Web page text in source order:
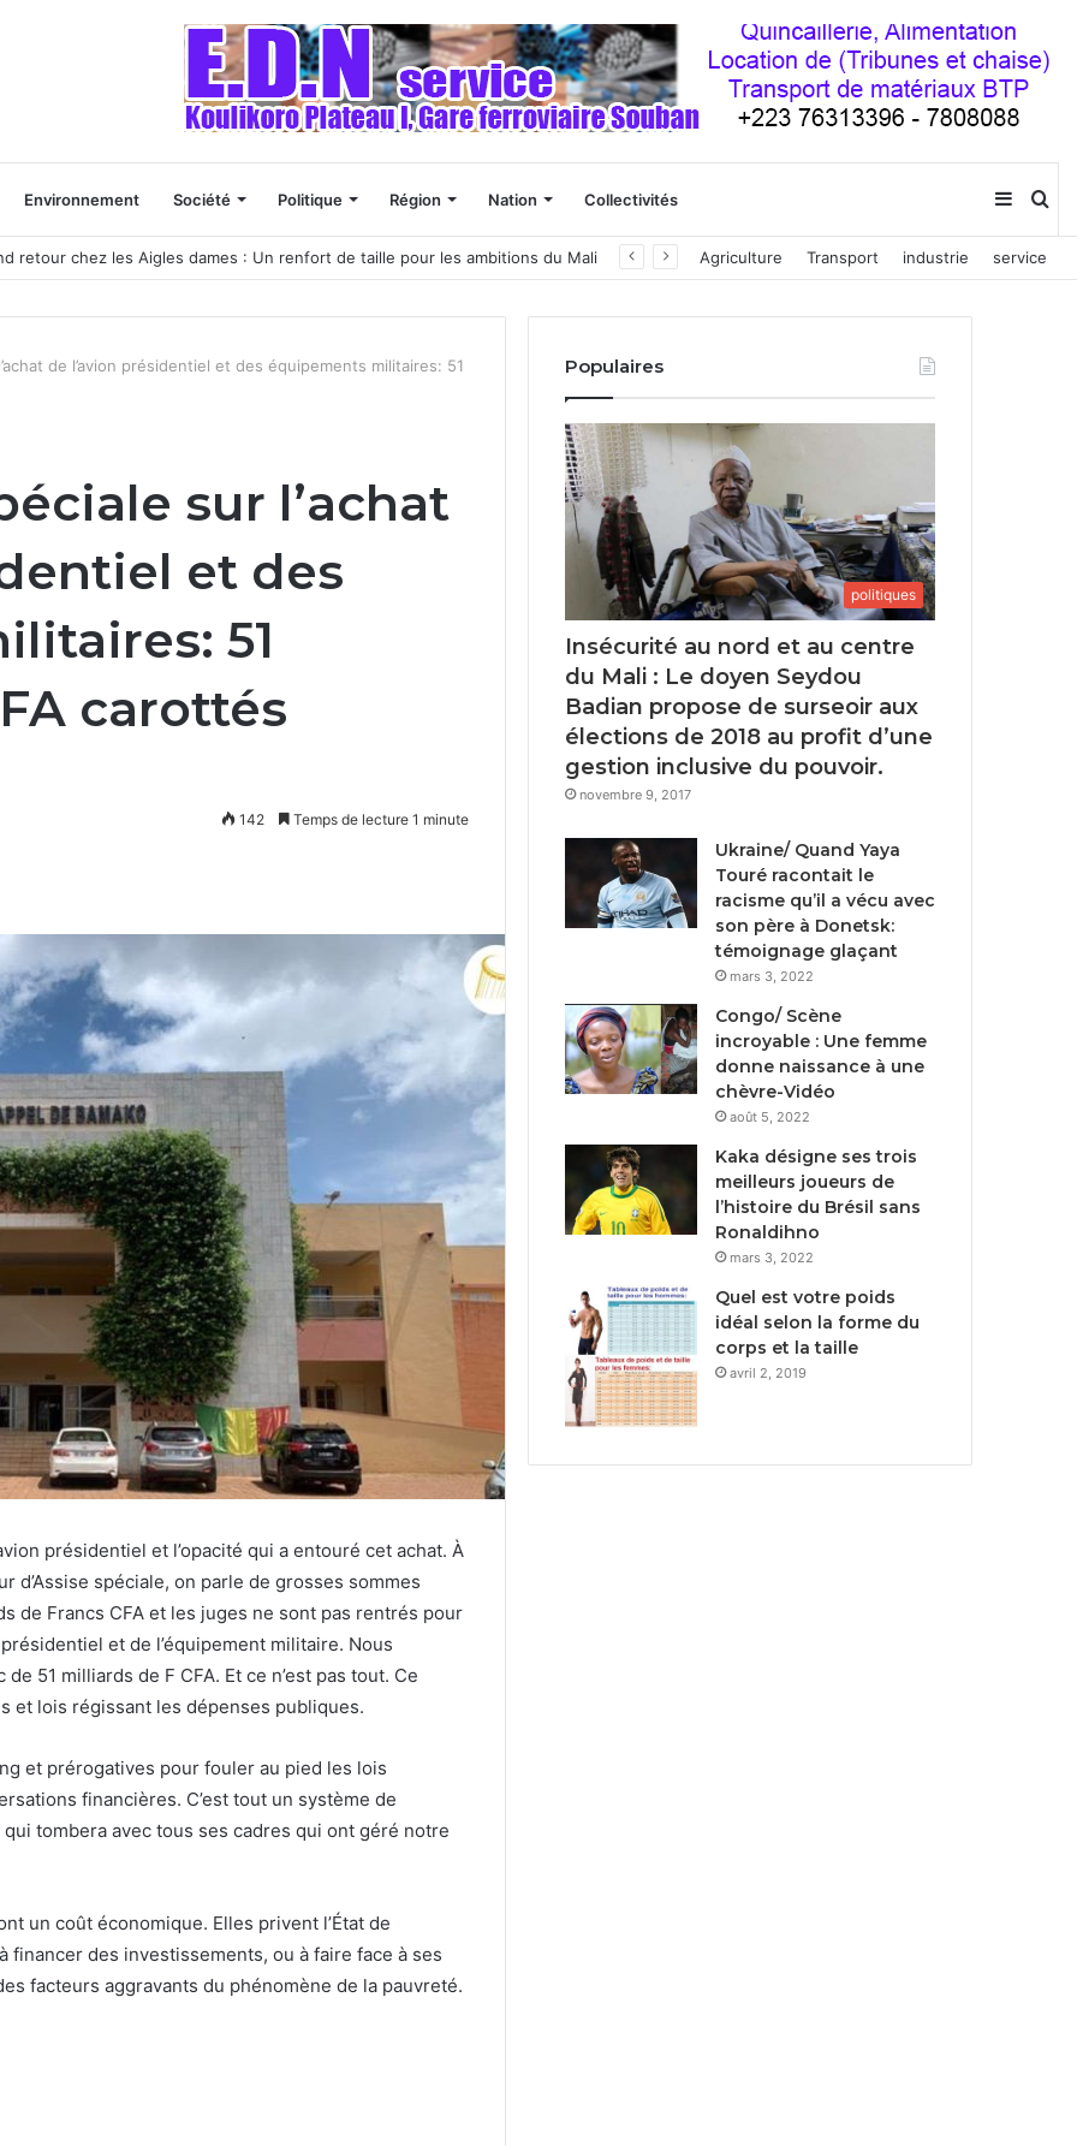
Environnement Société Politique Région Nation Collectivités
retour chez les Aigles dames : Un renfort de taille pour les ambitions du Mali Agriculture Transport industrie service
de l’avion présidentiel et des équipements militaires: 51
sur l’achat
et des
51
carottés
142 Temps de lecture 1 minute
présidentiel et l’opacité qui a entouré cet achat. À
d’Assise spéciale, on parle de grosses sommes
de Francs CFA et les juges ne sont pas rentrés pour
et de l’équipement militaire. Nous
51 milliards de F CFA. Et ce n’est pas tout. Ce
et lois régissant les dépenses publiques.
et prérogatives pour fouler au pied les lois
financières. C’est tout un système de
tombera avec tous ses cadres qui ont géré notre
un coût économique. Elles privent l’État de
des investissements, ou à faire face à ses
facteurs aggravants du phénomène de la pauvreté.
Populaires
politiques
Insécurité au nord et au centre
du Mali : Le doyen Seydou
Badian propose de surseoir aux
élections de 2018 au profit d’une
gestion inclusive du pouvoir.
novembre 9, 2017
Ukraine/ Quand Yaya
Touré racontait le
racisme qu’il a vécu avec
son père à Donetsk:
témoignage glaçant
mars 3, 2022
Congo/ Scène
incroyable : Une femme
donne naissance à une
chèvre-Vidéo
août 5, 2022
Kaka désigne ses trois
meilleurs joueurs de
l’histoire du Brésil sans
Ronaldihno
mars 3, 2022
Quel est votre poids
idéal selon la forme du
corps et la taille
avril 2, 2019